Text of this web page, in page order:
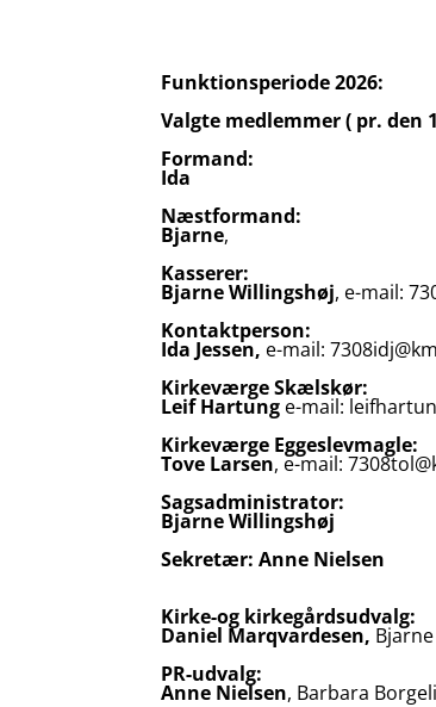
Funktionsperiode 2026:
Valgte medlemmer ( pr. den
Formand:
Ida
Næstformand:
Bjarne,
Kasserer:
Bjarne Willingshøj, e-mail:
Kontaktperson:
Ida Jessen, e-mail:
Kirkeværge Skælskør:
Leif Hartung e-mail:
Kirkeværge Eggeslevmagle:
Tove Larsen, e-mail:
Sagsadministrator:
Bjarne Willingshøj
Sekretær: Anne Nielsen
Kirke-og
Daniel Marqvardesen,
PR-udvalg:
Anne Nielsen,